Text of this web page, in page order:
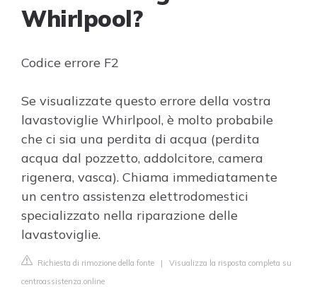
Whirlpool?
Codice errore F2
Se visualizzate questo errore della vostra
lavastoviglie Whirlpool, è molto probabile
che ci sia una perdita di acqua (perdita
acqua dal pozzetto, addolcitore, camera
rigenera, vasca). Chiama immediatamente
un centro assistenza elettrodomestici
specializzato nella riparazione delle
lavastoviglie.
Richiesta di rimozione della fonte | Visualizza la risposta completa su
centroassistenza.online